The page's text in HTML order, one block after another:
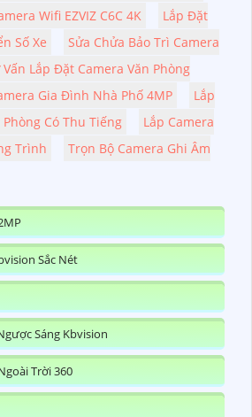
Wifi EZVIZ C6C 4K
Lắp Đặt
Số Xe
Sửa Chửa Bảo Trì Camera
Vấn Lắp Đặt Camera Văn Phòng
Gia Đình Nhà Phố 4MP
Lắp
Có Thu Tiếng
Lắp Camera
Trình
Trọn Bộ Camera Ghi Âm
Sắc Nét
Sáng Kbvision
Trời 360